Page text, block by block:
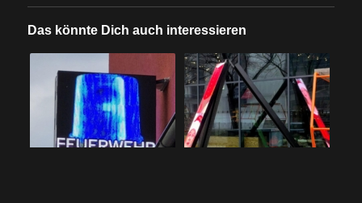
Das könnte Dich auch interessieren